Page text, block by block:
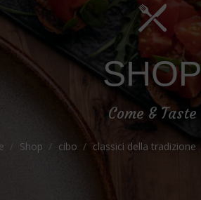
SHOP
Come & Taste
Shop cibo classici della tradizione